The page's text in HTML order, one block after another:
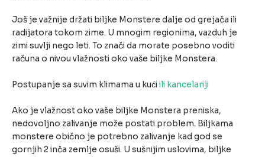
Još je važnije držati biljke Monstere dalje od grejača ili
radijatora tokom zime. U mnogim regionima, vazduh je
zimi suvlji nego leti. To znači da morate posebno voditi
računa o nivou vlažnosti oko vaše biljke Monstera.
Postupanje sa suvim klimama u kućiili kancelariji
Ako je vlažnost oko vaše biljke Monstera preniska,
nedovoljno zalivanje može postati problem. Biljkama
monstere obično je potrebno zalivanje kad god se
gornjih 2 inča zemlje osuši. U sušnijim uslovima, biljke